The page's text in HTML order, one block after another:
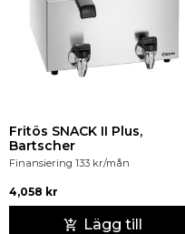
Fritös SNACK II Plus,
Bartscher
Finansiering 133 kr/mån
4,058 kr
Lägg till